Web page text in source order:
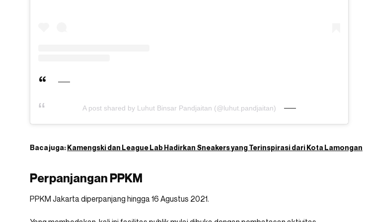
A post shared by Luhut Binsar Pandjaitan (@luhut.pandjaitan)
Baca juga:Kamengski dan League Lab Hadirkan Sneakers yang Terinspirasi dari Kota Lamongan
Perpanjangan PPKM
PPKM Jakarta diperpanjang hingga 16 Agustus 2021.